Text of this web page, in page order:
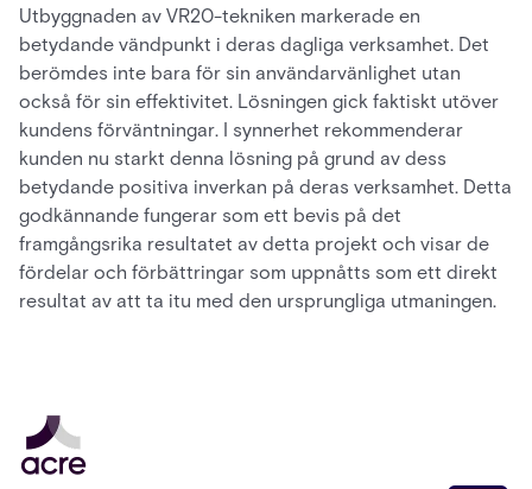
Utbyggnaden av VR20-tekniken markerade en
betydande vändpunkt i deras dagliga verksamhet. Det
berömdes inte bara för sin användarvänlighet utan
också för sin effektivitet. Lösningen gick faktiskt utöver
kundens förväntningar. I synnerhet rekommenderar
kunden nu starkt denna lösning på grund av dess
betydande positiva inverkan på deras verksamhet. Detta
godkännande fungerar som ett bevis på det
framgångsrika resultatet av detta projekt och visar de
fördelar och förbättringar som uppnåtts som ett direkt
resultat av att ta itu med den ursprungliga utmaningen.